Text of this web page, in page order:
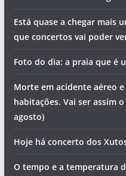
Está quase a chegar mais
que concertos vai poder
Foto do dia: a praia que é
Morte em acidente aéreo
habitações. Vai ser assim
agosto)
Hoje há concerto dos
O tempo e a temperatura